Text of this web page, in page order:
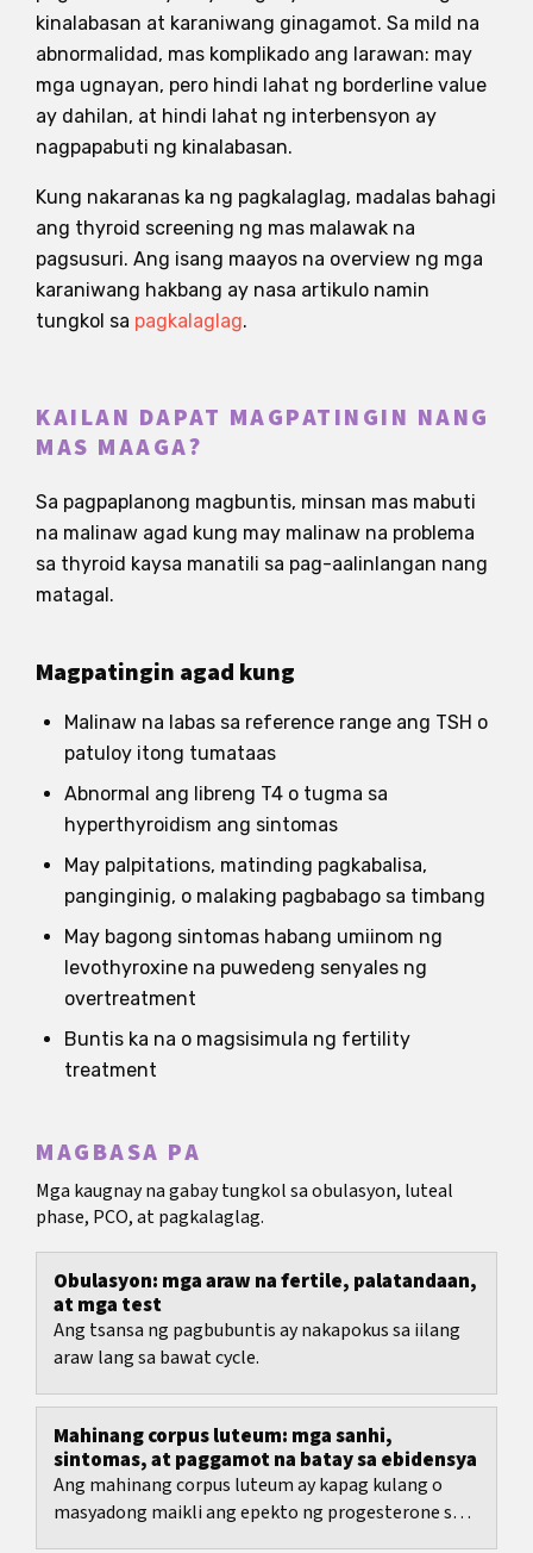
kinalabasan at karaniwang ginagamot. Sa mild na
abnormalidad, mas komplikado ang larawan: may
mga ugnayan, pero hindi lahat ng borderline value
ay dahilan, at hindi lahat ng interbensyon ay
nagpapabuti ng kinalabasan.
Kung nakaranas ka ng pagkalaglag, madalas bahagi
ang thyroid screening ng mas malawak na
pagsusuri. Ang isang maayos na overview ng mga
karaniwang hakbang ay nasa artikulo namin
tungkol sa pagkalaglag.
KAILAN DAPAT MAGPATINGIN NANG
MAS MAAGA?
Sa pagpaplanong magbuntis, minsan mas mabuti
na malinaw agad kung may malinaw na problema
sa thyroid kaysa manatili sa pag-aalinlangan nang
matagal.
Magpatingin agad kung
Malinaw na labas sa reference range ang TSH o
patuloy itong tumataas
Abnormal ang libreng T4 o tugma sa
hyperthyroidism ang sintomas
May palpitations, matinding pagkabalisa,
panginginig, o malaking pagbabago sa timbang
May bagong sintomas habang umiinom ng
levothyroxine na puwedeng senyales ng
overtreatment
Buntis ka na o magsisimula ng fertility
treatment
MAGBASA PA
Mga kaugnay na gabay tungkol sa obulasyon, luteal
phase, PCO, at pagkalaglag.
Obulasyon: mga araw na fertile, palatandaan,
at mga test
Ang tsansa ng pagbubuntis ay nakapokus sa iilang
araw lang sa bawat cycle.
Mahinang corpus luteum: mga sanhi,
sintomas, at paggamot na batay sa ebidensya
Ang mahinang corpus luteum ay kapag kulang o
masyadong maikli ang epekto ng progesterone sa